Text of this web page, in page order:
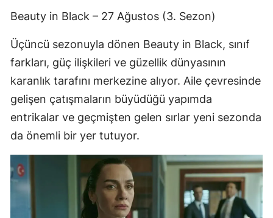
Beauty in Black – 27 Ağustos (3. Sezon)
Üçüncü sezonuyla dönen Beauty in Black, sınıf
farkları, güç ilişkileri ve güzellik dünyasının
karanlık tarafını merkezine alıyor. Aile çevresinde
gelişen çatışmaların büyüdüğü yapımda
entrikalar ve geçmişten gelen sırlar yeni sezonda
da önemli bir yer tutuyor.